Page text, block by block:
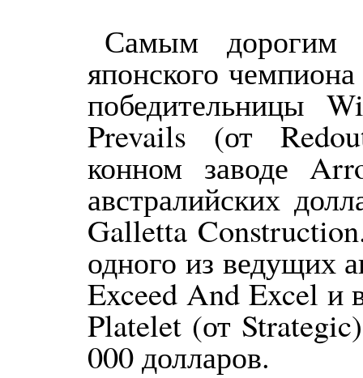
Самым дорогим
японского
победительницы
Prevails (от
конном заводе
австралийских
Galletta
одного из ведущих
Exceed And Excel и
Platelet (от
000 долларов.